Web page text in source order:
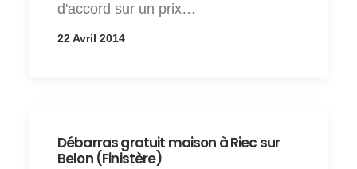
d'accord sur un prix…
22 Avril 2014
Débarras gratuit maison à Riec sur
Belon (Finistère)